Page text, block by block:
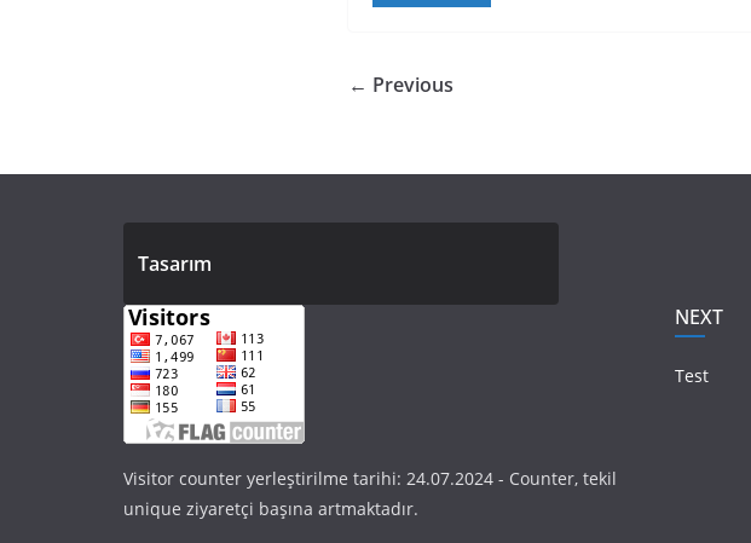
← Previous
Tasarım
Visitor counter yerleştirilme tarihi: 24.07.2024 - Counter, tekil
unique ziyaretçi başına artmaktadır.
NEXT
Test